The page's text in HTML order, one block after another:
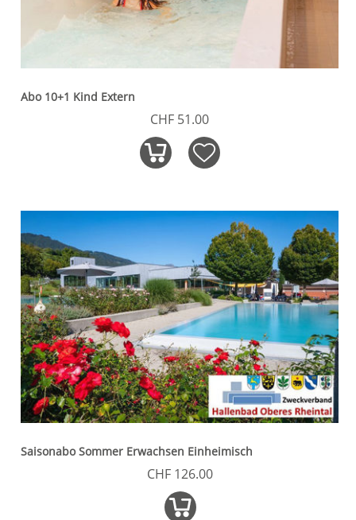
Abo 10+1 Kind Extern
CHF 51.00
Saisonabo Sommer Erwachsen Einheimisch
CHF 126.00